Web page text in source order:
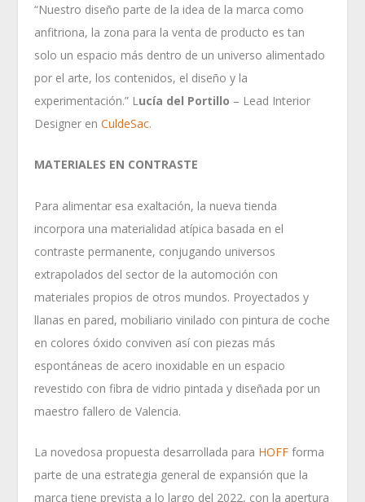
“Nuestro diseño parte de la idea de la marca como
anfitriona, la zona para la venta de producto es tan
solo un espacio más dentro de un universo alimentado
por el arte, los contenidos, el diseño y la
experimentación.” Lucía del Portillo – Lead Interior
Designer enCuldeSac.
MATERIALES EN CONTRASTE
Para alimentar esa exaltación, la nueva tienda
incorpora una materialidad atípica basada en el
contraste permanente, conjugando universos
extrapolados del sector de la automoción con
materiales propios de otros mundos. Proyectados y
llanas en pared, mobiliario vinilado con pintura de coche
en colores óxido conviven así con piezas más
espontáneas de acero inoxidable en un espacio
revestido con fibra de vidrio pintada y diseñada por un
maestro fallero de Valencia.
La novedosa propuesta desarrollada para HOFFforma
parte de una estrategia general de expansión que la
marca tiene prevista a lo largo del 2022, con la apertura